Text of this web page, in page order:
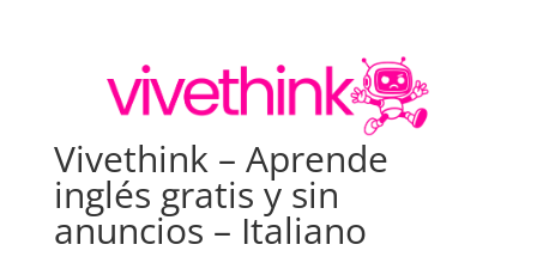
Vivethink – Aprende
inglés gratis y sin
anuncios – Italiano